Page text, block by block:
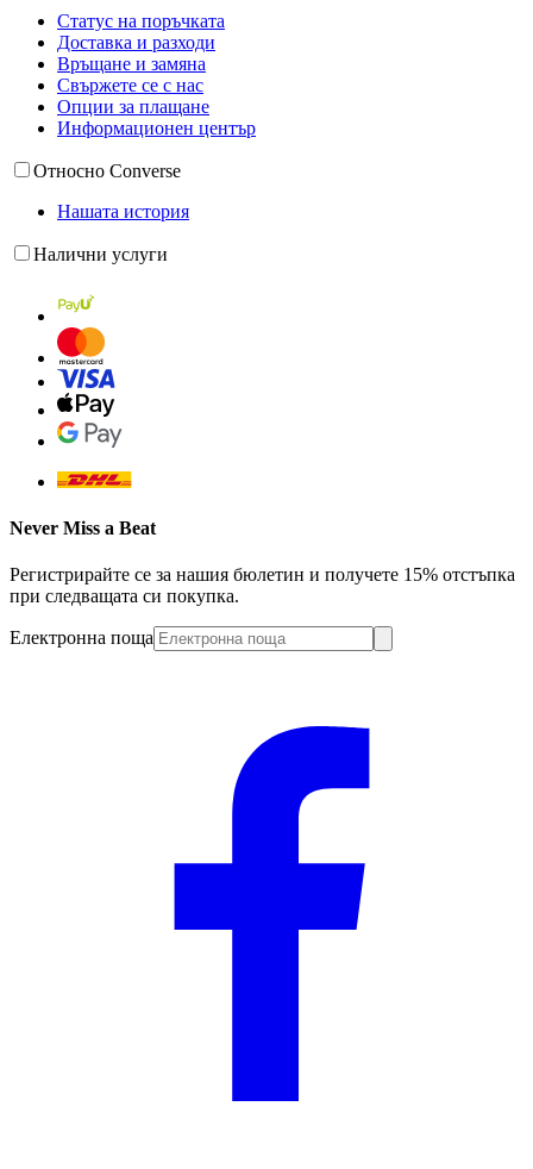
Статус на поръчката
Доставка и разходи
Връщане и замяна
Свържете се с нас
Опции за плащане
Информационен център
Относно Converse
Нашата история
Налични услуги
Never Miss a Beat
Регистрирайте се за нашия бюлетин и получете 15% отстъпка
при следващата си покупка.
Електронна поща